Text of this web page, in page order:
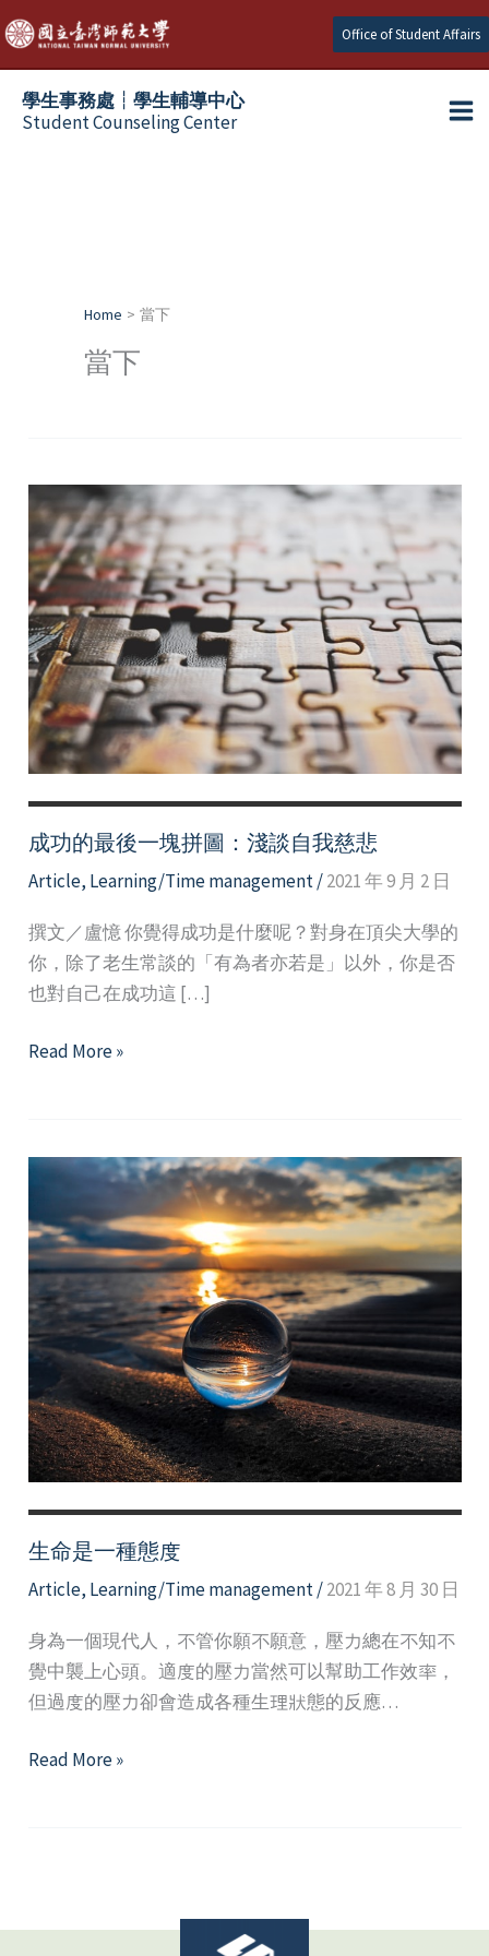
Skip
to
content
Office of Student Affairs
學生事務處┆學生輔導中心
Student Counseling Center
Home 當下
當下
成功的最後一塊拼圖：淺談自我慈悲
Article, Learning/Time management/2021 年 9 月 2 日
撰文／盧憶 你覺得成功是什麼呢？對身在頂尖大學的
你，除了老生常談的「有為者亦若是」以外，你是否
也對自己在成功這 […]
成
後
塊
拼
圖：
淺
談
自
我
慈
悲
Read More »
生命是一種態度
Article, Learning/Time management/2021 年 8 月 30 日
身為一個現代人，不管你願不願意，壓力總在不知不
覺中襲上心頭。適度的壓力當然可以幫助工作效率，
但過度的壓力卻會造成各種生理狀態的反應…
生
Read More »